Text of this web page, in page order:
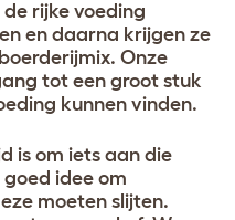
rijke voeding
en daarna krijgen ze
Onze
tot een groot stuk
kunnen vinden.
is om iets aan die
idee om
moeten slijten.